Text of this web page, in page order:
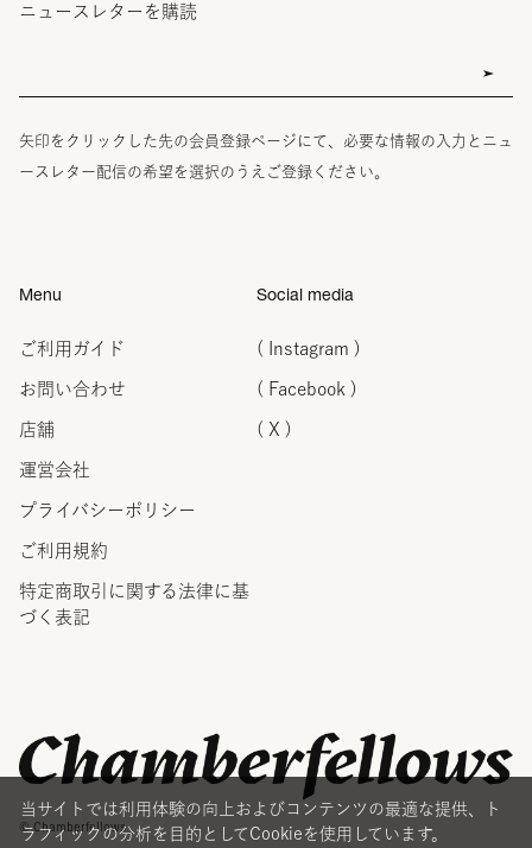
ニュースレターを購読
矢印をクリックした先の会員登録ページにて、必要な情報の入力とニュ
ースレター配信の希望を選択のうえご登録ください。
Menu
ご利用ガイド
お問い合わせ
店舗
運営会社
プライバシーポリシー
ご利用規約
特定商取引に関する法律に 基
づく表記
Social media
( Instagram )
( Facebook )
( X )
© Chamberfellows
当サイトでは利用体験の向上およびコンテンツの最適な提供、ト
ラフィックの分析を目的としてCookieを使用しています。